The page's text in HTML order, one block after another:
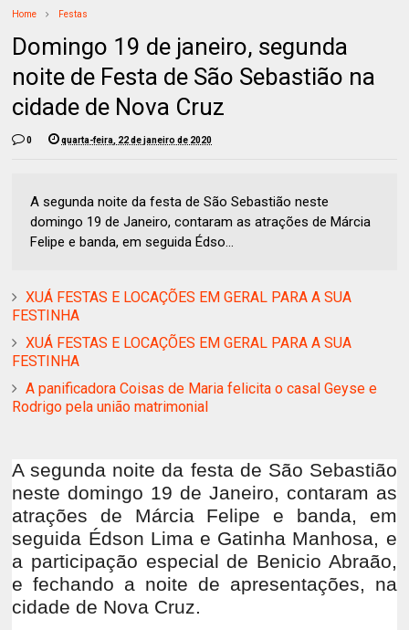
Home Festas
Domingo 19 de janeiro, segunda
noite de Festa de São Sebastião na
cidade de Nova Cruz
0 quarta-feira, 22 de janeiro de 2020
A segunda noite da festa de São Sebastião neste
domingo 19 de Janeiro, contaram as atrações de Márcia
Felipe e banda, em seguida Édso...
XUÁ FESTAS E LOCAÇÕES EM GERAL PARA A SUA
FESTINHA
XUÁ FESTAS E LOCAÇÕES EM GERAL PARA A SUA
FESTINHA
A panificadora Coisas de Maria felicita o casal Geyse e
Rodrigo pela união matrimonial
A segunda noite da festa de São Sebastião
neste domingo 19 de Janeiro, contaram as
atrações de Márcia Felipe e banda, em
seguida Édson Lima e Gatinha Manhosa, e
a participação especial de Benicio Abraão,
e fechando a noite de apresentações, na
cidade de Nova Cruz.